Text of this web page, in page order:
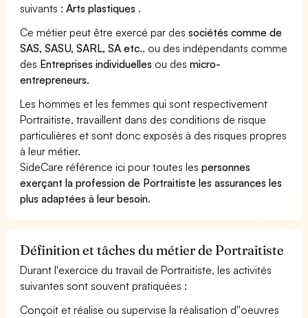
suivants :Arts plastiques .
Ce métier peut être exercé par dessociétés comme de
SAS, SASU, SARL, SA etc.. ou des indépendants comme
des Entreprises individuelles ou desmicro-
entrepreneurs.
Les hommes et les femmes qui sont respectivement
Portraitiste, travaillent dans des conditions de risque
particulières et sont donc exposés à des risques propres
à leur métier.
SideCare référence ici pour toutes lespersonnes
exerçant la profession de Portraitiste les assurances les
plus adaptées à leur besoin.
Définition et tâches du métier de Portraitiste
Durant l'exercice du travail de Portraitiste, les activités
suivantes sont souvent pratiquées :
Conçoit et réalise ou supervise la réalisation d''oeuvres